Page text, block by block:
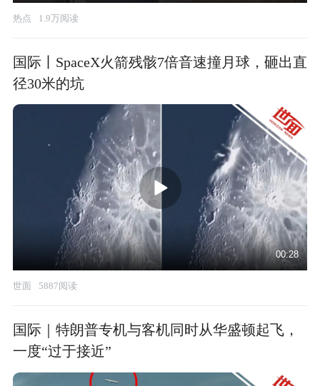
热点 1.9万阅读
国际丨SpaceX火箭残骸7倍音速撞月球，砸出直
径30米的坑
00:28
世面 5887阅读
国际｜特朗普专机与客机同时从华盛顿起飞，
一度“过于接近”